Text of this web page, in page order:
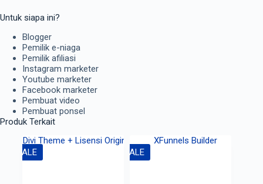
Untuk siapa ini?
Blogger
Pemilik e-niaga
Pemilik afiliasi
Instagram marketer
Youtube marketer
Facebook marketer
Pembuat video
Pembuat ponsel
Produk Terkait
SALE SALE